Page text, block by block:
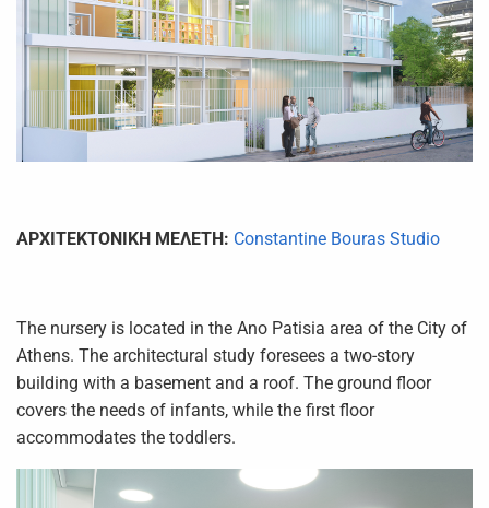
ΑΡΧΙΤΕΚΤΟΝΙΚΗ ΜΕΛΕΤΗ: Constantine Bouras Studio
The nursery is located in the Ano Patisia area of the City of
Athens. The architectural study foresees a two-story
building with a basement and a roof. The ground floor
covers the needs of infants, while the first floor
accommodates the toddlers.